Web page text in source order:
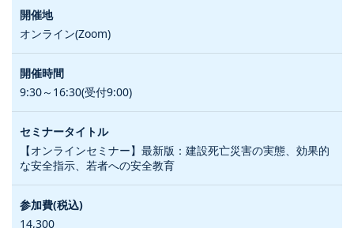
オンライン(Zoom)
9:30～16:30(受付9:00)
【オンラインセミナー】最新版：建設死亡災害の実態、効果的
な安全指示、若者への安全教育
14,300